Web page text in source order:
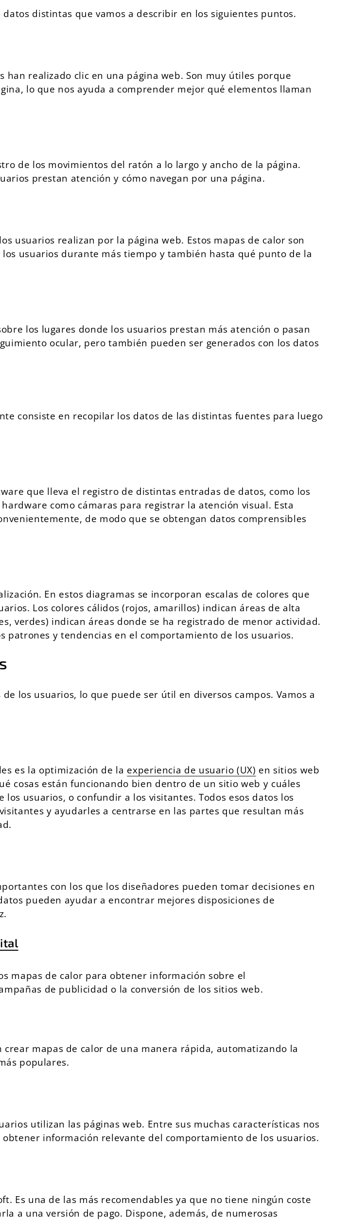
distintas que vamos a describir en los siguientes puntos.
realizado clic en una página web. Son muy útiles porque
lo que nos ayuda a comprender mejor qué elementos llaman
de los movimientos del ratón a lo largo y ancho de la página.
prestan atención y cómo navegan por una página.
usuarios realizan por la página web. Estos mapas de calor son
usuarios durante más tiempo y también hasta qué punto de la
los lugares donde los usuarios prestan más atención o pasan
ocular, pero también pueden ser generados con los datos
consiste en recopilar los datos de las distintas fuentes para luego
que lleva el registro de distintas entradas de datos, como los
como cámaras para registrar la atención visual. Esta
de modo que se obtengan datos comprensibles
En estos diagramas se incorporan escalas de colores que
Los colores cálidos (rojos, amarillos) indican áreas de alta
verdes) indican áreas donde se ha registrado de menor actividad.
y tendencias en el comportamiento de los usuarios.
los usuarios, lo que puede ser útil en diversos campos. Vamos a
es la optimización de la experiencia de usuario (UX) en sitios web
cosas están funcionando bien dentro de un sitio web y cuáles
usuarios, o confundir a los visitantes. Todos esos datos los
y ayudarles a centrarse en las partes que resultan más
con los que los diseñadores pueden tomar decisiones en
pueden ayudar a encontrar mejores disposiciones de
mapas de calor para obtener información sobre el
de publicidad o la conversión de los sitios web.
mapas de calor de una manera rápida, automatizando la
populares.
utilizan las páginas web. Entre sus muchas características nos
información relevante del comportamiento de los usuarios.
Es una de las más recomendables ya que no tiene ningún coste
a una versión de pago. Dispone, además, de numerosas